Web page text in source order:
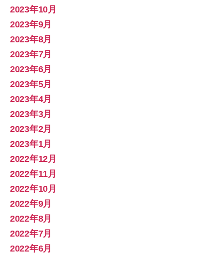
2023年10月
2023年9月
2023年8月
2023年7月
2023年6月
2023年5月
2023年4月
2023年3月
2023年2月
2023年1月
2022年12月
2022年11月
2022年10月
2022年9月
2022年8月
2022年7月
2022年6月